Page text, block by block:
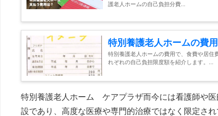
護老人ホームの自己負担分費...
特別養護老人ホームの費
特別養護老人ホームの費用で、食費や居住
れぞれの自己負担限度額を紹介します。...
特別養護老人ホーム ケアプラザ而今には看護師や
設であり、高度な医療や専門的治療ではなく限定さ